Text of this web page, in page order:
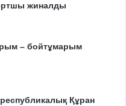
жиналды
– бойтұмарым
Құран